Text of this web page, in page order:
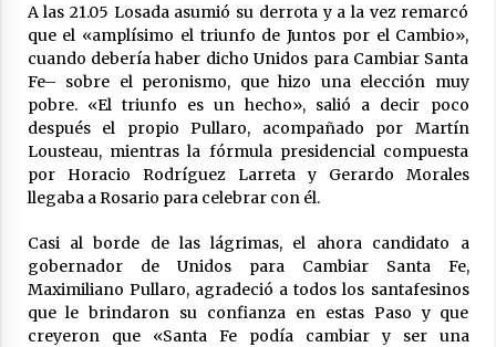
A las 21.05 Losada asumió su derrota y a la vez remarcó
que el «amplísimo el triunfo de Juntos por el Cambio»,
cuando debería haber dicho Unidos para Cambiar Santa
Fe– sobre el peronismo, que hizo una elección muy
pobre. «El triunfo es un hecho», salió a decir poco
después el propio Pullaro, acompañado por Martín
Lousteau, mientras la fórmula presidencial compuesta
por Horacio Rodríguez Larreta y Gerardo Morales
llegaba a Rosario para celebrar con él.
Casi al borde de las lágrimas, el ahora candidato a
gobernador de Unidos para Cambiar Santa Fe,
Maximiliano Pullaro, agradeció a todos los santafesinos
que le brindaron su confianza en estas Paso y que
creyeron que «Santa Fe podía cambiar y ser una